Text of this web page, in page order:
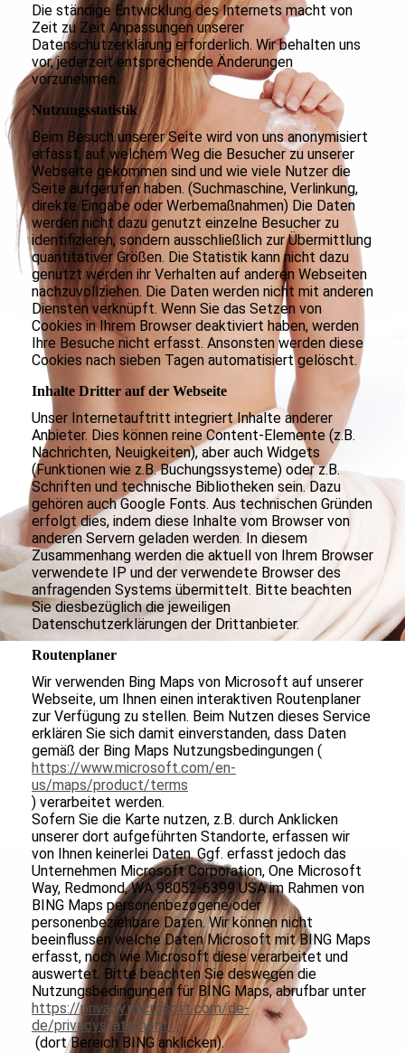
Die ständige Entwicklung des Internets macht von
Zeit zu Zeit Anpassungen unserer
Datenschutzerklärung erforderlich. Wir behalten uns
vor, jederzeit entsprechende Änderungen
vorzunehmen.
Nutzungsstatistik
Beim Besuch unserer Seite wird von uns anonymisiert
erfasst, auf welchem Weg die Besucher zu unserer
Webseite gekommen sind und wie viele Nutzer die
Seite aufgerufen haben. (Suchmaschine, Verlinkung,
direkte Eingabe oder Werbemaßnahmen) Die Daten
werden nicht dazu genutzt einzelne Besucher zu
identifizieren, sondern ausschließlich zur Übermittlung
quantitativer Größen. Die Statistik kann nicht dazu
genutzt werden ihr Verhalten auf anderen Webseiten
nachzuvollziehen. Die Daten werden nicht mit anderen
Diensten verknüpft. Wenn Sie das Setzen von
Cookies in Ihrem Browser deaktiviert haben, werden
Ihre Besuche nicht erfasst. Ansonsten werden diese
Cookies nach sieben Tagen automatisiert gelöscht.
Inhalte Dritter auf der Webseite
Unser Internetauftritt integriert Inhalte anderer
Anbieter. Dies können reine Content-Elemente (z.B.
Nachrichten, Neuigkeiten), aber auch Widgets
(Funktionen wie z.B. Buchungssysteme) oder z.B.
Schriften und technische Bibliotheken sein. Dazu
gehören auch Google Fonts. Aus technischen Gründen
erfolgt dies, indem diese Inhalte vom Browser von
anderen Servern geladen werden. In diesem
Zusammenhang werden die aktuell von Ihrem Browser
verwendete IP und der verwendete Browser des
anfragenden Systems übermittelt. Bitte beachten
Sie diesbezüglich die jeweiligen
Datenschutzerklärungen der Drittanbieter.
Routenplaner
Wir verwenden Bing Maps von Microsoft auf unserer
Webseite, um Ihnen einen interaktiven Routenplaner
zur Verfügung zu stellen. Beim Nutzen dieses Service
erklären Sie sich damit einverstanden, dass Daten
gemäß der Bing Maps Nutzungsbedingungen (
https://www.microsoft.com/en-
us/maps/product/terms
) verarbeitet werden.
Sofern Sie die Karte nutzen, z.B. durch Anklicken
unserer dort aufgeführten Standorte, erfassen wir
von Ihnen keinerlei Daten. Ggf. erfasst jedoch das
Unternehmen Microsoft Corporation, One Microsoft
Way, Redmond, WA 98052-6399 USA im Rahmen von
BING Maps personenbezogene oder
personenbeziehbare Daten. Wir können nicht
beeinflussen welche Daten Microsoft mit BING Maps
erfasst, noch wie Microsoft diese verarbeitet und
auswertet. Bitte beachten Sie deswegen die
Nutzungsbedingungen für BING Maps, abrufbar unter
https://privacy.microsoft.com/de-
de/privacystatement/
(dort Bereich BING anklicken).